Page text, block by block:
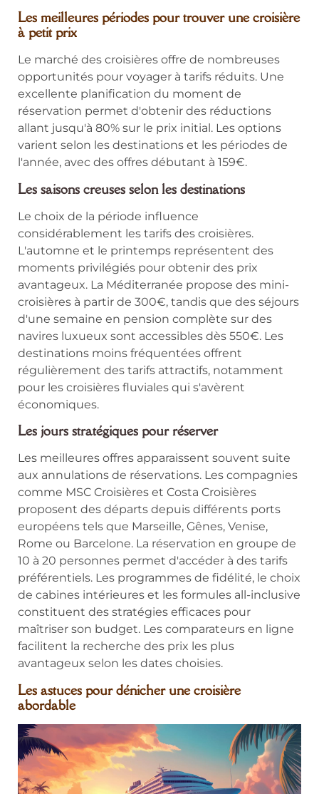
Les meilleures périodes pour trouver une croisière
à petit prix
Le marché des croisières offre de nombreuses
opportunités pour voyager à tarifs réduits. Une
excellente planification du moment de
réservation permet d'obtenir des réductions
allant jusqu'à 80% sur le prix initial. Les options
varient selon les destinations et les périodes de
l'année, avec des offres débutant à 159€.
Les saisons creuses selon les destinations
Le choix de la période influence
considérablement les tarifs des croisières.
L'automne et le printemps représentent des
moments privilégiés pour obtenir des prix
avantageux. La Méditerranée propose des mini-
croisières à partir de 300€, tandis que des séjours
d'une semaine en pension complète sur des
navires luxueux sont accessibles dès 550€. Les
destinations moins fréquentées offrent
régulièrement des tarifs attractifs, notamment
pour les croisières fluviales qui s'avèrent
économiques.
Les jours stratégiques pour réserver
Les meilleures offres apparaissent souvent suite
aux annulations de réservations. Les compagnies
comme MSC Croisières et Costa Croisières
proposent des départs depuis différents ports
européens tels que Marseille, Gênes, Venise,
Rome ou Barcelone. La réservation en groupe de
10 à 20 personnes permet d'accéder à des tarifs
préférentiels. Les programmes de fidélité, le choix
de cabines intérieures et les formules all-inclusive
constituent des stratégies efficaces pour
maîtriser son budget. Les comparateurs en ligne
facilitent la recherche des prix les plus
avantageux selon les dates choisies.
Les astuces pour dénicher une croisière
abordable